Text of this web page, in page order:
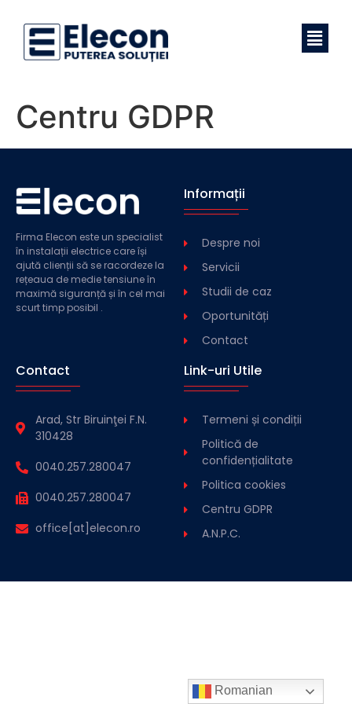
Centru GDPR
Firma Elecon este un specialist
în instalații electrice care își
ajută clienții să se racordeze la
rețeaua de medie tensiune în
maximă siguranță și în cel mai
scurt timp posibil .
Informații
Despre noi
Servicii
Studii de caz
Oportunități
Contact
Contact
Arad, Str Biruinţei F.N.
310428
0040.257.280047
0040.257.280047
office[at]elecon.ro
Link-uri Utile
Termeni și condiții
Politică de
confidențialitate
Politica cookies
Centru GDPR
A.N.P.C.
Romanian